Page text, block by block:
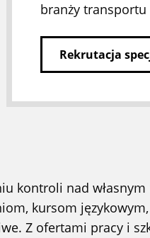
branży
Rekrutacja
kontroli nad
kursom
Z ofertami pracy i